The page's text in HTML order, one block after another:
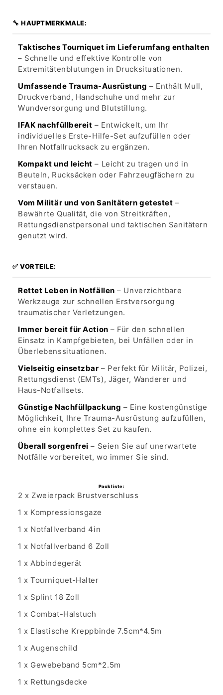
🔧 HAUPTMERKMALE:
Taktisches Tourniquet im Lieferumfang enthalten
– Schnelle und effektive Kontrolle von
Extremitätenblutungen in Drucksituationen.
Umfassende Trauma-Ausrüstung – Enthält Mull,
Druckverband, Handschuhe und mehr zur
Wundversorgung und Blutstillung.
IFAK nachfüllbereit – Entwickelt, um Ihr
individuelles Erste-Hilfe-Set aufzufüllen oder
Ihren Notfallrucksack zu ergänzen.
Kompakt und leicht – Leicht zu tragen und in
Beuteln, Rucksäcken oder Fahrzeugfächern zu
verstauen.
Vom Militär und von Sanitätern getestet –
Bewährte Qualität, die von Streitkräften,
Rettungsdienstpersonal und taktischen Sanitätern
genutzt wird.
✅ VORTEILE:
Rettet Leben in Notfällen – Unverzichtbare
Werkzeuge zur schnellen Erstversorgung
traumatischer Verletzungen.
Immer bereit für Action – Für den schnellen
Einsatz in Kampfgebieten, bei Unfällen oder in
Überlebenssituationen.
Vielseitig einsetzbar – Perfekt für Militär, Polizei,
Rettungsdienst (EMTs), Jäger, Wanderer und
Haus-Notfallsets.
Günstige Nachfüllpackung – Eine kostengünstige
Möglichkeit, Ihre Trauma-Ausrüstung aufzufüllen,
ohne ein komplettes Set zu kaufen.
Überall sorgenfrei – Seien Sie auf unerwartete
Notfälle vorbereitet, wo immer Sie sind.
Packliste:
2 x Zweierpack Brustverschluss
1 x Kompressionsgaze
1 x Notfallverband 4in
1 x Notfallverband 6 Zoll
1 x Abbindegerät
1 x Tourniquet-Halter
1 x Splint 18 Zoll
1 x Combat-Halstuch
1 x Elastische Kreppbinde 7.5cm*4.5m
1 x Augenschild
1 x Gewebeband 5cm*2.5m
1 x Rettungsdecke